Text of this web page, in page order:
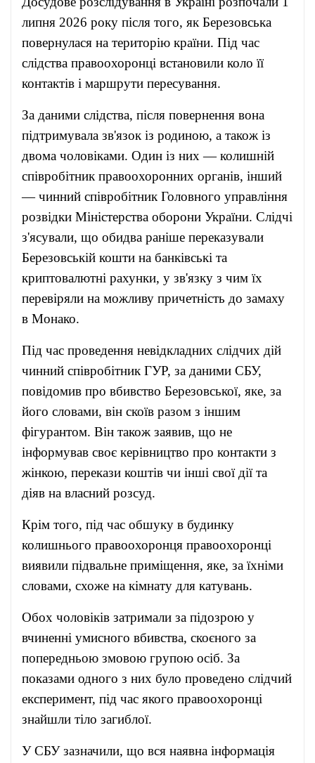
липня 2026 року після того, як Березовська
повернулася на територію країни. Під час
слідства правоохоронці встановили коло її
контактів і маршрути пересування.
За даними слідства, після повернення вона
підтримувала зв'язок із родиною, а також із
двома чоловіками. Один із них — колишній
співробітник правоохоронних органів, інший
— чинний співробітник Головного управління
розвідки Міністерства оборони України. Слідчі
з'ясували, що обидва раніше переказували
Березовській кошти на банківські та
криптовалютні рахунки, у зв'язку з чим їх
перевіряли на можливу причетність до замаху
в Монако.
Під час проведення невідкладних слідчих дій
чинний співробітник ГУР, за даними СБУ,
повідомив про вбивство Березовської, яке, за
його словами, він скоїв разом з іншим
фігурантом. Він також заявив, що не
інформував своє керівництво про контакти з
жінкою, перекази коштів чи інші свої дії та
діяв на власний розсуд.
Крім того, під час обшуку в будинку
колишнього правоохоронця правоохоронці
виявили підвальне приміщення, яке, за їхніми
словами, схоже на кімнату для катувань.
Обох чоловіків затримали за підозрою у
вчиненні умисного вбивства, скоєного за
попередньою змовою групою осіб. За
показами одного з них було проведено слідчий
експеримент, під час якого правоохоронці
знайшли тіло загиблої.
У СБУ зазначили, що вся наявна інформація